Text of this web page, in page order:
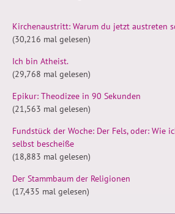
Kirchenaustritt: Warum du jetzt austreten
(30,216 mal gelesen)
Ich bin Atheist.
(29,768 mal gelesen)
Epikur: Theodizee in 90 Sekunden
(21,563 mal gelesen)
Fundstück der Woche: Der Fels, oder: Wie
selbst bescheiße
(18,883 mal gelesen)
Der Stammbaum der Religionen
(17,435 mal gelesen)